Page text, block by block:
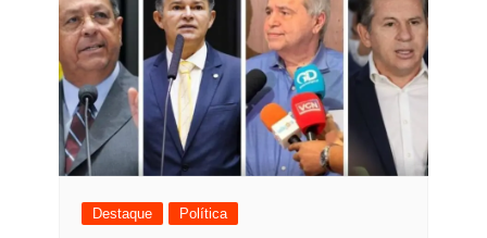
Destaque Política